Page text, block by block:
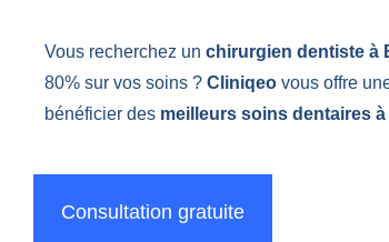
Vous recherchez un chirurgien dentiste à
80% sur vos soins ? Cliniqeo vous offre
bénéficier des meilleurs soins dentaires à
Consultation gratuite